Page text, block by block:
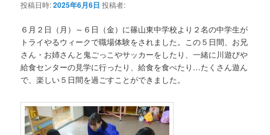
投稿日時:2025年6月6日 投稿者:
６月２日（月）～６日（金）に篠山東中学校より２名の中学生が
トライやるウィークで職場体験をされました。この５日間、お兄
さん・お姉さんと鬼ごっこやサッカーをしたり、一緒に川遊びや
給食センターの見学に行ったり、給食を食べたり…たくさん遊ん
で、楽しい５日間を過ごすことができました。